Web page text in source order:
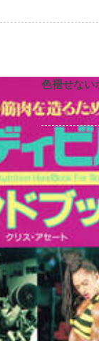
色褪せない